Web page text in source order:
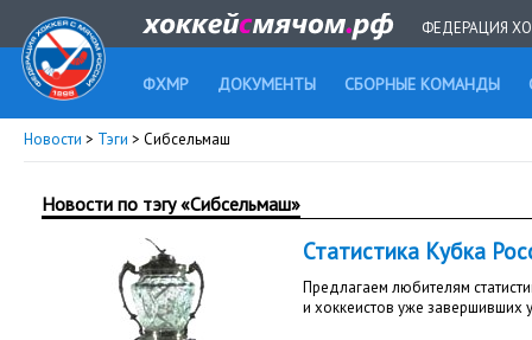
ФЕДЕРАЦИЯ
ФХМР ДОКУМЕНТЫ СБОРНЫЕ КОМАНДЫ
Новости > Тэги > Сибсельмаш
Новости по тэгу «Сибсельмаш»
Статистика Кубка
Предлагаем любителям
и хоккеистов уже завершивших